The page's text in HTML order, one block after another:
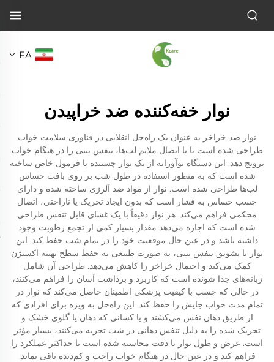
FA
نوار خفه‌کننده ضد خراپیدن
نوار ضد خراخر به عنوان یک راه‌حل انقلابی در فناوری سلامت خواب
طراحی شده است تا با اتصال ملایم لب‌ها، تنفس بینی را در هنگام خواب
ترویج دهد. این دستگاه نوآورانه از یک نوار چسبنده با فرمول خاص ساخته
شده است که به منظور استفاده در طول شب بر روی بافت حساس
لب‌ها طراحی شده است. نوار از مواد ضد آلرژی ساخته شده و دارای
چسب حساس به فشار است که بدون ایجاد تحریک یا ناراحتی، اتصال
محکمی فراهم می‌کند. هر نوار دقیقاً با یک غشای قابل تنفس طراحی
شده است که اجازه می‌دهد مقدار بسیار کمی از تجمع رطوبت وجود
داشته باشد و در عین حال موقعیت خود را در تمام شب حفظ کند. این
نوار با تشویق تنفس بینی، به صورت طبیعی به حفظ سطح بهینه اکسیژن
کمک می‌کند و احتمال خراخر را کاهش می‌دهد. طراحی آن شامل
زبانه‌های جدا شونده است که کاربرد و برداشت آسان را فراهم می‌کنند،
در حالی که چسب با کیفیت پزشکی اطمینان حاصل می‌کند که نوار در
تمام مدت خواب جایش را حفظ کند. این راه‌حل به ویژه برای افرادی که
از طریق دهان نفس می‌کشند و یا کسانی که دهان یا گلوی خشک و
تحریک شده را به دلیل تنفس دهانی در شب تجربه می‌کنند، بسیار مؤثر
است. عرض و طول نوار با دقت محاسبه شده است تا حداکثر عملکرد را
فراهم کند و در عین حال در هنگام خواب راحت و کم‌دیده باقی بماند.